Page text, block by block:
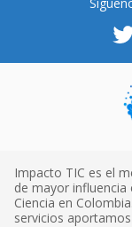
Impacto TIC es el
de mayor
Ciencia en
servicios